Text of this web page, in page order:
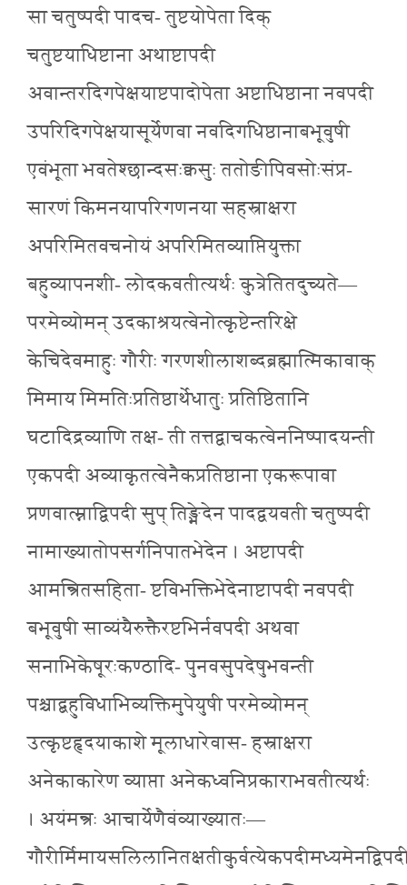
सा चतुष्पदी पादच- तुष्टयोपेता दिक्
चतुष्टयाधिष्टाना अथाष्टापदी
अवान्तरदिगपेक्षयाष्टपादोपेता अष्टाधिष्ठाना नवपदी
उपरिदिगपेक्षयासूर्येणवा नवदिगधिष्ठानाबभूवुषी
एवंभूता भवतेश्छान्दसःक्वसुः ततोङीपिवसोःसंप्र-
सारणं किमनयापरिगणनया सहस्राक्षरा
अपरिमितवचनोयं अपरिमितव्याप्तियुक्ता
बहुव्यापनशी- लोदकवतीत्यर्थः कुत्रेतितदुच्यते—
परमेव्योमन् उदकाश्रयत्वेनोत्कृष्टेन्तरिक्षे
केचिदेवमाहुः गौरीः गरणशीलाशब्दब्रह्मात्मिकावाक्
मिमाय मिमतिःप्रतिष्ठार्थेधातुः प्रतिष्ठितानि
घटादिद्रव्याणि तक्ष- ती तत्तद्वाचकत्वेननिष्पादयन्ती
एकपदी अव्याकृतत्वेनैकप्रतिष्ठाना एकरूपावा
प्रणवात्म्नाद्विपदी सुप् तिङ्भेदेन पादद्वयवती चतुष्पदी
नामाख्यातोपसर्गनिपातभेदेन । अष्टापदी
आमन्त्रितसहिता- ष्टविभक्तिभेदेनाष्टापदी नवपदी
बभूवुषी साव्यंयैरुक्तैरष्टभिर्नवपदी अथवा
सनाभिकेषूरःकण्ठादि- पुनवसुपदेषुभवन्ती
पश्चाद्बहुविधाभिव्यक्तिमुपेयुषी परमेव्योमन्
उत्कृष्टहृदयाकाशे मूलाधारेवास- हस्राक्षरा
अनेकाकारेण व्याप्ता अनेकध्वनिप्रकाराभवतीत्यर्थः
। अयंमन्त्रः आचार्येणैवंव्याख्यातः—